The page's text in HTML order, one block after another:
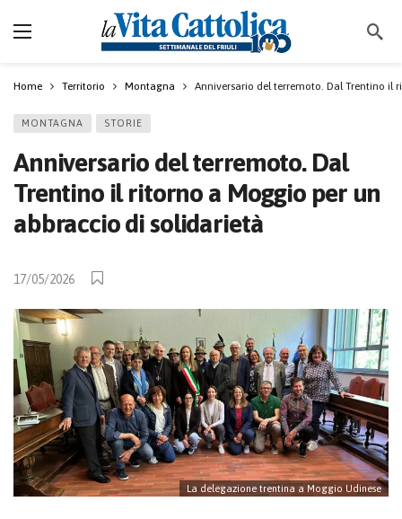
Home Territorio Montagna Anniversario del terremoto. Dal Trentino
MONTAGNA STORIE
Anniversario del terremoto. Dal
Trentino il ritorno a Moggio per un
abbraccio di solidarietà
17/05/2026
La delegazione trentina a Moggio Udinese